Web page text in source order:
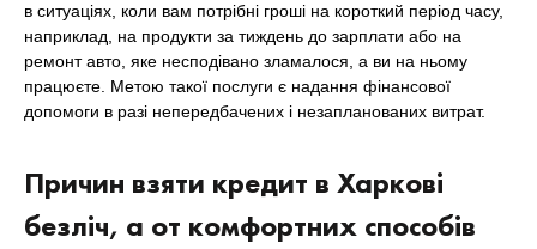
в ситуаціях, коли вам потрібні гроші на короткий період часу,
наприклад, на продукти за тиждень до зарплати або на
ремонт авто, яке несподівано зламалося, а ви на ньому
працюєте. Метою такої послуги є надання фінансової
допомоги в разі непередбачених і незапланованих витрат.
Причин взяти кредит в Харкові
безліч, а от комфортних способів